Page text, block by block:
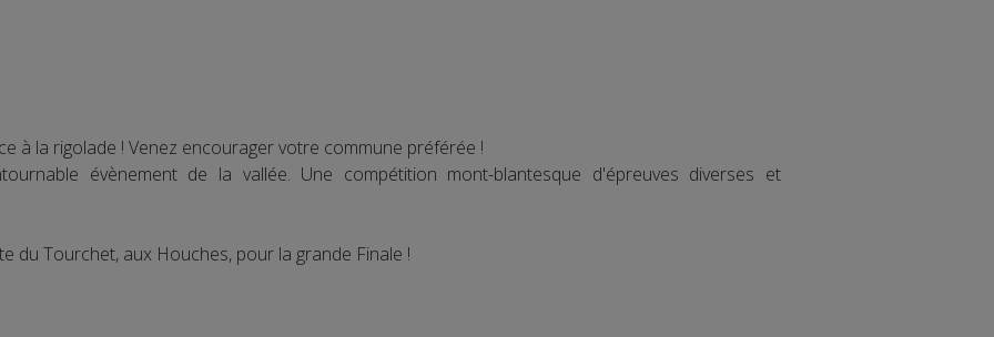
à la rigolade ! Venez encourager votre commune préférée !
évènement de la vallée. Une compétition mont-blantesque d'épreuves diverses et
du Tourchet, aux Houches, pour la grande Finale !